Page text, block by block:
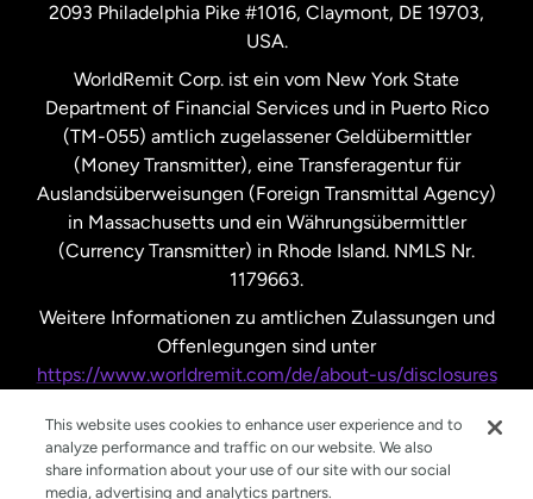
Vereinigte Staaten
Vereinigtes Königreich
2093 Philadelphia Pike #1016, Claymont, DE 19703,
USA.
WorldRemit Corp. ist ein vom New York State
Department of Financial Services und in Puerto Rico
(TM-055) amtlich zugelassener Geldübermittler
(Money Transmitter), eine Transferagentur für
Auslandsüberweisungen (Foreign Transmittal Agency)
in Massachusetts und ein Währungsübermittler
(Currency Transmitter) in Rhode Island. NMLS Nr.
1179663.
Weitere Informationen zu amtlichen Zulassungen und
Offenlegungen sind unter
https://www.worldremit.com/de/about-us/disclosures
This website uses cookies to enhance user experience and to
analyze performance and traffic on our website. We also
share information about your use of our site with our social
media, advertising and analytics partners.